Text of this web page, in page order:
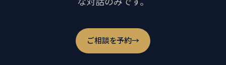
ご相談を予約→